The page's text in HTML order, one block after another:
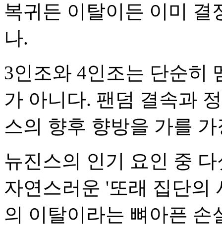
복귀든 이탈이든 이미 결
나.
3인조와 4인조는 단순히
가 아니다. 팬덤 결속과
스의 향후 향방을 가를
뉴진스의 인기 요인 중
자연스러운 '또래 집단의
의 이탈이라는 뼈아픈 손